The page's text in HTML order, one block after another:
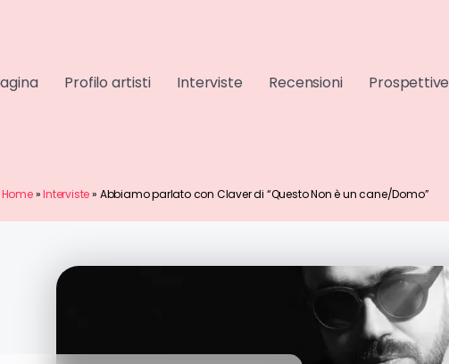
Profilo artisti Interviste Recensioni Prospettive
Home»Interviste» Abbiamo parlato con Claver di “Questo Non è un cane/Domo”